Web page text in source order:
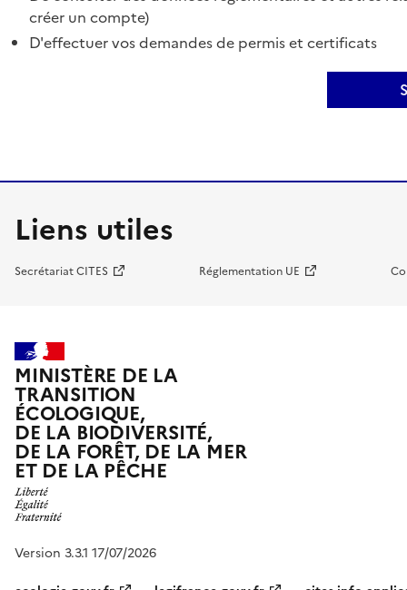
créer un compte)
D'effectuer vos demandes de permis et certificats
Liens utiles
Secrétariat CITES Réglementation UE
MINISTÈRE DE LA
TRANSITION
ÉCOLOGIQUE,
DE LA BIODIVERSITÉ,
DE LA FORÊT, DE LA MER
ET DE LA PÊCHE
Version 3.3.1 17/07/2026